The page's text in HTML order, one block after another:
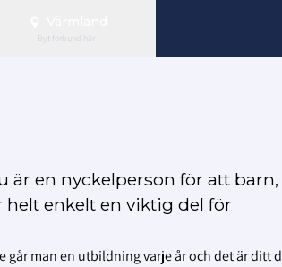
Byt förbund här
är en nyckelperson för att barn,
enkelt en viktig del för
man en utbildning varje år och det är ditt